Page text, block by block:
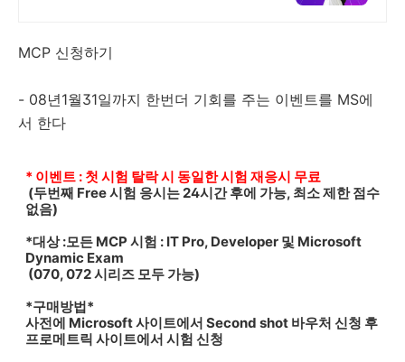
MCP 신청하기
- 08년1월31일까지 한번더 기회를 주는 이벤트를 MS에
서 한다
* 이벤트 : 첫 시험 탈락 시 동일한 시험 재응시 무료
(두번째 Free 시험 응시는 24시간 후에 가능, 최소 제한 점수
없음)
*대상 :모든 MCP 시험 : IT Pro, Developer 및 Microsoft
Dynamic Exam
(070, 072 시리즈 모두 가능)
*구매방법*
사전에 Microsoft 사이트에서 Second shot 바우처 신청 후
프로메트릭 사이트에서 시험 신청